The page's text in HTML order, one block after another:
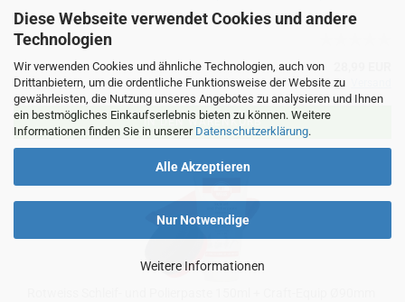
Diese Webseite verwendet Cookies und andere
Technologien
Wir verwenden Cookies und ähnliche Technologien, auch von
Drittanbietern, um die ordentliche Funktionsweise der Website zu
gewährleisten, die Nutzung unseres Angebotes zu analysieren und Ihnen
ein bestmögliches Einkaufserlebnis bieten zu können. Weitere
Informationen finden Sie in unserer Datenschutzerklärung.
Alle Akzeptieren
Nur Notwendige
Weitere Informationen
inkl. 19% MwSt. zzgl.
IN DEN WARENKORB